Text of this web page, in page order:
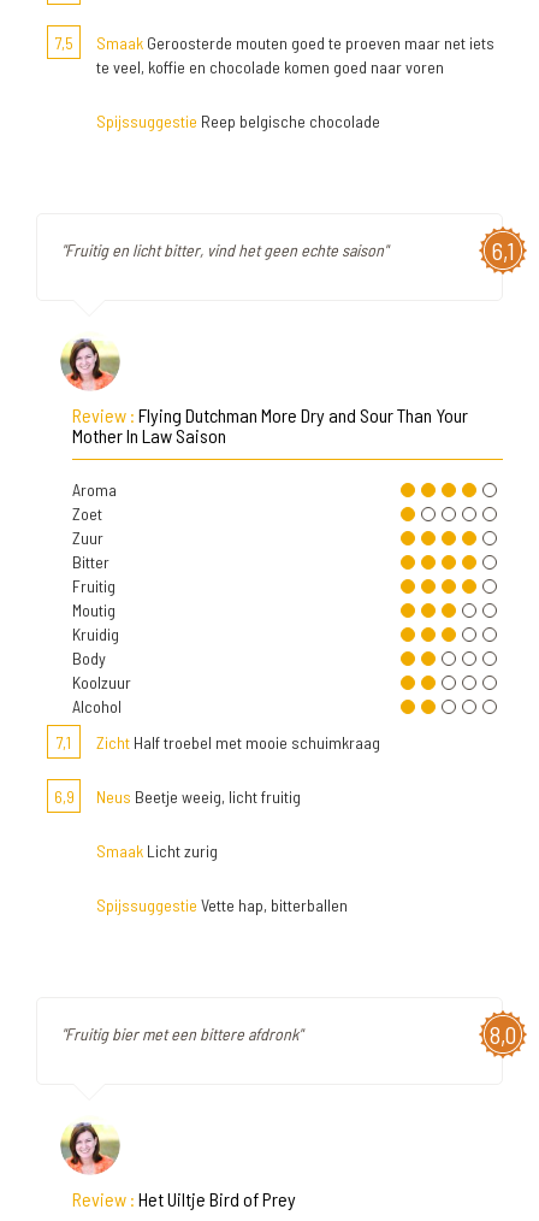
7,5 Smaak Geroosterde mouten goed te proeven maar net iets
te veel, koffie en chocolade komen goed naar voren
Spijssuggestie Reep belgische chocolade
6,1
"Fruitig en licht bitter, vind het geen echte saison"
Review : Flying Dutchman More Dry and Sour Than Your
Mother In Law Saison
Aroma
Zoet
Zuur
Bitter
Fruitig
Moutig
Kruidig
Body
Koolzuur
Alcohol
7,1
Zicht Half troebel met mooie schuimkraag
6,9 Neus Beetje weeig, licht fruitig
Smaak Licht zurig
Spijssuggestie Vette hap, bitterballen
8,0
"Fruitig bier met een bittere afdronk"
Review : Het Uiltje Bird of Prey